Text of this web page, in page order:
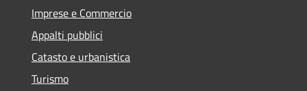
Imprese e Commercio
Appalti pubblici
Catasto e urbanistica
Turismo